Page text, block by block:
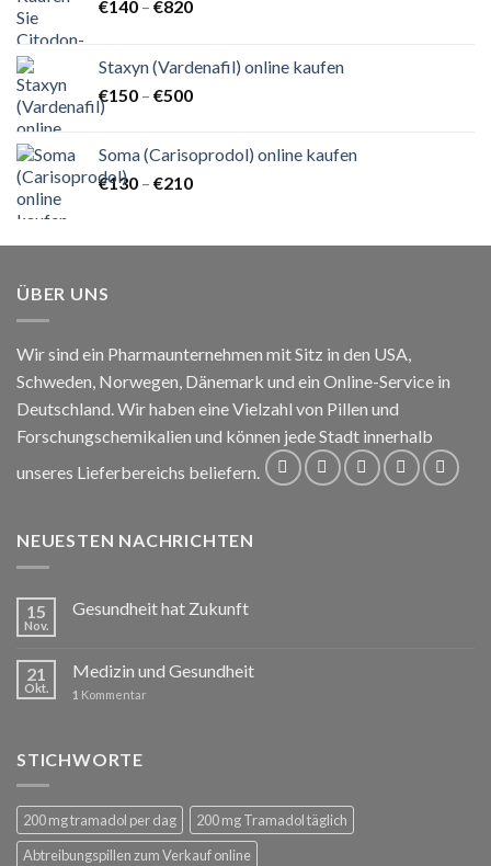
€140 – €820Preisspanne:
€820
Staxyn (Vardenafil) online kaufen
€150 – €500Preisspanne:
€500
Soma (Carisoprodol) online kaufen
€130 – €210Preisspanne:
€210
ÜBER UNS
Wir sind ein Pharmaunternehmen mit Sitz in den USA,
Schweden, Norwegen, Dänemark und ein Online-Service in
Deutschland. Wir haben eine Vielzahl von Pillen und
Forschungschemikalien und können jede Stadt innerhalb
unseres Lieferbereichs beliefern.
NEUESTEN NACHRICHTEN
15
Nov.
Gesundheit hat Zukunft
21
Okt.
Medizin und Gesundheit
1 Kommentar
STICHWORTE
200 mg tramadol per dag
200 mg Tramadol täglich
Abtreibungspillen zum Verkauf online